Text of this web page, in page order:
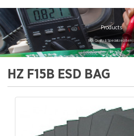
Products
high Quality & Specialized Items
HZ F15B ESD BAG